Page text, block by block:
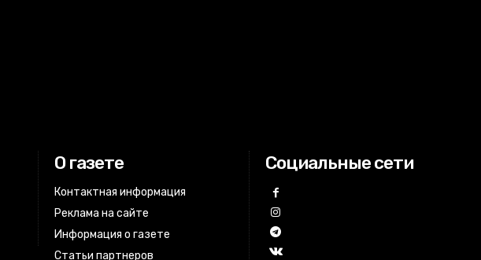
О газете
Контактная информация
Реклама на сайте
Информация о газете
Статьи партнеров
Социальные сети